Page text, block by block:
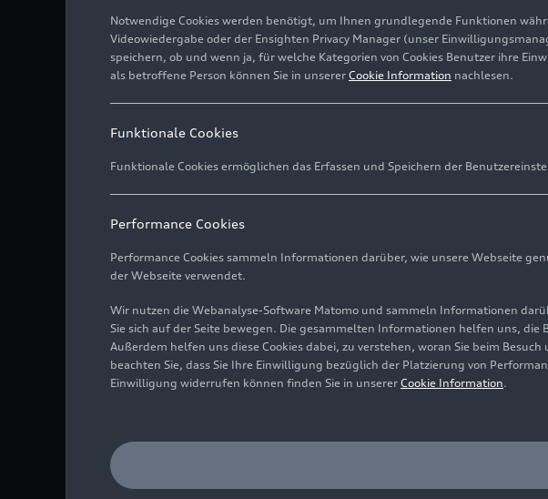
Notwendige Cookies werden benötigt, um Ihnen grundlegende Funktionen
Videowiedergabe oder der Ensighten Privacy Manager (unser
speichern, ob und wenn ja, für welche Kategorien von Cookies Benutzer ihre
als betroffene Person können Sie in unserer Cookie Information nachlesen.
Funktionale Cookies
Funktionale Cookies ermöglichen das Erfassen und Speichern der
Performance Cookies
Performance Cookies sammeln Informationen darüber, wie unsere Webseite
der Webseite verwendet.
Wir nutzen die Webanalyse-Software Matomo und sammeln Informationen
Sie sich auf der Seite bewegen. Die gesammelten Informationen helfen uns,
Außerdem helfen uns diese Cookies dabei, zu verstehen, woran Sie beim
beachten Sie, dass Sie Ihre Einwilligung bezüglich der Platzierung von
Einwilligung widerrufen können finden Sie in unserer Cookie Information.